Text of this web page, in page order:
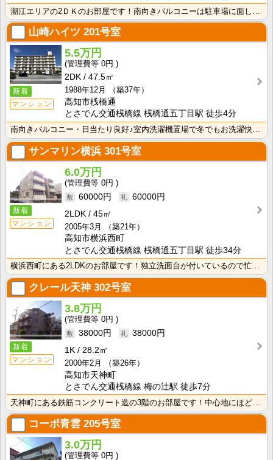
山崎ハイツ 201号室
新着
マンション
5.5万円
0円
2DK
47.5㎡
1988年12月
（築37年）
高知市桟橋通
とさでん交通桟橋線 桟橋通五丁目駅 徒歩4分
南向きバルコニー・日当たり良好♪室内洗濯機置場で冬でもお洗濯快適！
サンマリン横浜301号室
新着
マンション
6.0万円
0円
60000円
60000円
2LDK
45㎡
2005年3月
（築21年）
高知市横浜西町
とさでん交通桟橋線 桟橋通五丁目駅 徒歩34分
横浜西町にある2LDKのお部屋です！独立洗面台が付いているので忙しい朝の身支度も快適です！室内洗濯機･･･
クレール天神 302号室
新着
マンション
3.8万円
0円
38000円
38000円
1K
28.2㎡
2000年2月
（築26年）
高知市天神町
とさでん交通桟橋線 梅の辻駅 徒歩7分
コーポ青雲 205号室
3.0万円
0円